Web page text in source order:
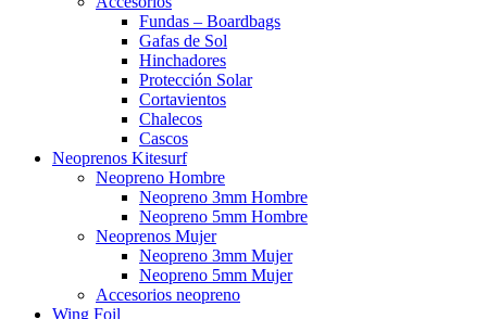
Fundas – Boardbags
Gafas de Sol
Hinchadores
Protección Solar
Cortavientos
Chalecos
Cascos
Neoprenos Kitesurf
Neopreno Hombre
Neopreno 3mm Hombre
Neopreno 5mm Hombre
Neoprenos Mujer
Neopreno 3mm Mujer
Neopreno 5mm Mujer
Accesorios neopreno
Wing Foil